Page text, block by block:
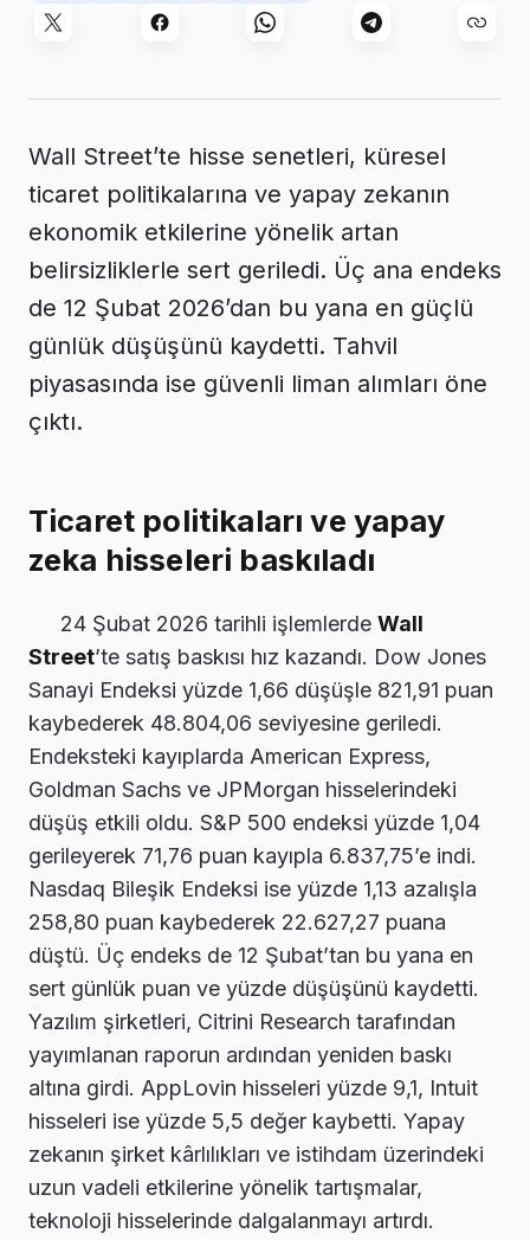
Wall Street’te hisse senetleri, küresel
ticaret politikalarına ve yapay zekanın
ekonomik etkilerine yönelik artan
belirsizliklerle sert geriledi. Üç ana endeks
de 12 Şubat 2026’dan bu yana en güçlü
günlük düşüşünü kaydetti. Tahvil
piyasasında ise güvenli liman alımları öne
çıktı.
Ticaret politikaları ve yapay
zeka hisseleri baskıladı
24 Şubat 2026 tarihli işlemlerde Wall
Street’te satış baskısı hız kazandı. Dow Jones
Sanayi Endeksi yüzde 1,66 düşüşle 821,91 puan
kaybederek 48.804,06 seviyesine geriledi.
Endeksteki kayıplarda American Express,
Goldman Sachs ve JPMorgan hisselerindeki
düşüş etkili oldu. S&P 500 endeksi yüzde 1,04
gerileyerek 71,76 puan kayıpla 6.837,75’e indi.
Nasdaq Bileşik Endeksi ise yüzde 1,13 azalışla
258,80 puan kaybederek 22.627,27 puana
düştü. Üç endeks de 12 Şubat’tan bu yana en
sert günlük puan ve yüzde düşüşünü kaydetti.
Yazılım şirketleri, Citrini Research tarafından
yayımlanan raporun ardından yeniden baskı
altına girdi. AppLovin hisseleri yüzde 9,1, Intuit
hisseleri ise yüzde 5,5 değer kaybetti. Yapay
zekanın şirket kârlılıkları ve istihdam üzerindeki
uzun vadeli etkilerine yönelik tartışmalar,
teknoloji hisselerinde dalgalanmayı artırdı.